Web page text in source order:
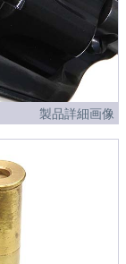
製品詳細画像